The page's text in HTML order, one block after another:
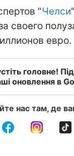
"Челси
своего
евро.
головне!
оновлення в
нас там, де